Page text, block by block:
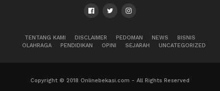
TENTANG KAMI DISCLAIMER PEDOMAN NEWS
BISNIS
OLAHRAGA
PENDIDIKAN OPINI SEJARAH UNCATEGORIZED
Copyright © 2018 Onlinebekasi.com - All Rights Reserved